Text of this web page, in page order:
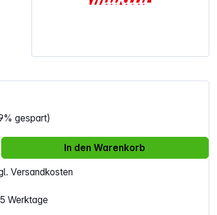
gespart)
Versandkosten
Werktage
den gewünschten Wert ein
In den Warenkorb